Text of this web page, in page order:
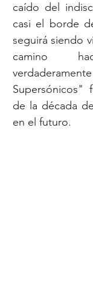
caído del
casi el borde
seguirá siendo
camino
Supersónicos"
de la década
en el futuro.